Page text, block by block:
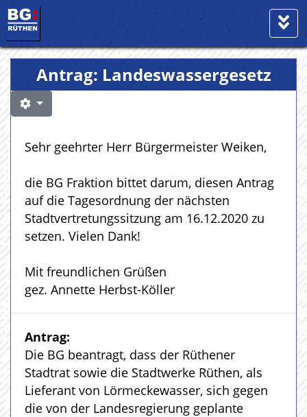
Antrag: Landeswassergesetz
Sehr geehrter Herr Bürgermeister Weiken,
die BG Fraktion bittet darum, diesen Antrag
auf die Tagesordnung der nächsten
Stadtvertretungssitzung am 16.12.2020 zu
setzen. Vielen Dank!
Mit freundlichen Grüßen
gez. Annette Herbst-Köller
Antrag:
Die BG beantragt, dass der Rüthener
Stadtrat sowie die Stadtwerke Rüthen, als
Lieferant von Lörmeckewasser, sich gegen
die von der Landesregierung geplante